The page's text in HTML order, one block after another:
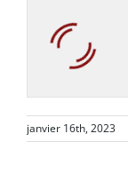
janvier 16th, 2023